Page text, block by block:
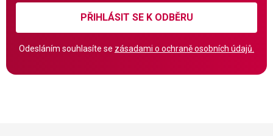
PŘIHLÁSIT SE K ODBĚRU
Odesláním souhlasíte se zásadami o ochraně osobních údajů.